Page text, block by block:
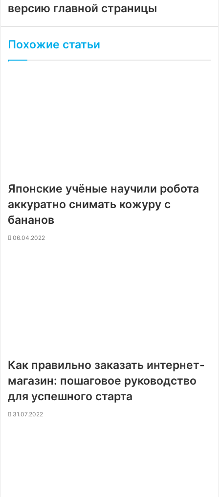
версию главной страницы
Похожие статьи
Японские учёные научили робота
аккуратно снимать кожуру с
бананов
06.04.2022
Как правильно заказать интернет-
магазин: пошаговое руководство
для успешного старта
31.07.2022